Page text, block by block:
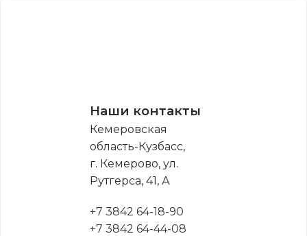
Наши контакты
Кемеровская
область-Кузбасс,
г. Кемерово, ул.
Рутгерса, 41, А
+7 3842 64-18-90
+7 3842 64-44-08